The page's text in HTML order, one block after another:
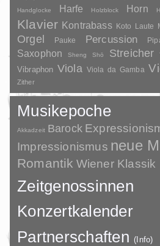
Handglocke
Harfe Holzblock Horn
Klavier Kontrabass Koto Laute
Orgel Pauke Percussion
Saxophon Sheng Shō Streicher
Vibraphon Viola Viola da Gamba
Zither
Musikepoche
Akkadzeit Barock
Impressionismus neue
Romantik Wiener Klassik
Zeitgenossinnen
Konzertkalender
Partnerschaften(Info)